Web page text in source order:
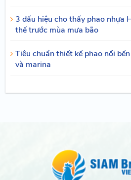
3 dấu hiệu cho thấy phao nhựa
thế trước mùa mưa bão
Tiêu chuẩn thiết kế phao nổi
và marina